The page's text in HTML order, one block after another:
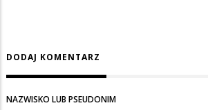
DODAJ KOMENTARZ
NAZWISKO LUB PSEUDONIM